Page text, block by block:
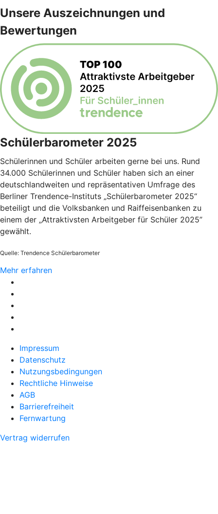
Unsere Auszeichnungen und
Bewertungen
Schülerbarometer 2025
Schülerinnen und Schüler arbeiten gerne bei uns. Rund
34.000 Schülerinnen und Schüler haben sich an einer
deutschlandweiten und repräsentativen Umfrage des
Berliner Trendence-Instituts „Schülerbarometer 2025“
beteiligt und die Volksbanken und Raiffeisenbanken zu
einem der „Attraktivsten Arbeitgeber für Schüler 2025”
gewählt.
Quelle: Trendence Schülerbarometer
Mehr erfahren
Impressum
Datenschutz
Nutzungsbedingungen
Rechtliche Hinweise
AGB
Barrierefreiheit
Fernwartung
Vertrag widerrufen